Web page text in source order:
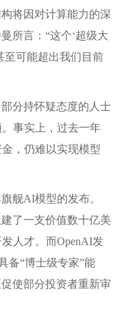
将因对计算能力的深
所言：“这个‘超级大
至可能超出我们目前
分持怀疑态度的人士
事实上，过去一年
，仍难以实现模型
舰AI模型的发布。
了一支价值数十亿美
人才。而OpenAI发
备“博士级专家”能
使部分投资者重新审